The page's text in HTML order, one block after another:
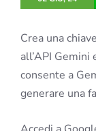
Crea una
all’API Gemini
consente a
generare una